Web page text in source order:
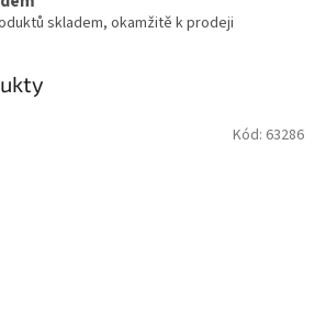
skladem, okamžitě k prodeji
Kód: 63286